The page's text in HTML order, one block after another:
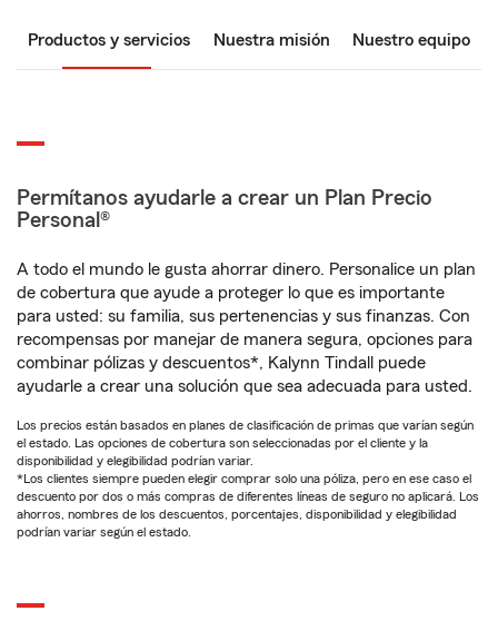
Productos y servicios Nuestra misión Nuestro equipo
Permítanos ayudarle a crear un Plan Precio
Personal®
A todo el mundo le gusta ahorrar dinero. Personalice un plan
de cobertura que ayude a proteger lo que es importante
para usted: su familia, sus pertenencias y sus finanzas. Con
recompensas por manejar de manera segura, opciones para
combinar pólizas y descuentos*, Kalynn Tindall puede
ayudarle a crear una solución que sea adecuada para usted.
Los precios están basados en planes de clasificación de primas que varían según
el estado. Las opciones de cobertura son seleccionadas por el cliente y la
disponibilidad y elegibilidad podrían variar.
*Los clientes siempre pueden elegir comprar solo una póliza, pero en ese caso el
descuento por dos o más compras de diferentes líneas de seguro no aplicará. Los
ahorros, nombres de los descuentos, porcentajes, disponibilidad y elegibilidad
podrían variar según el estado.